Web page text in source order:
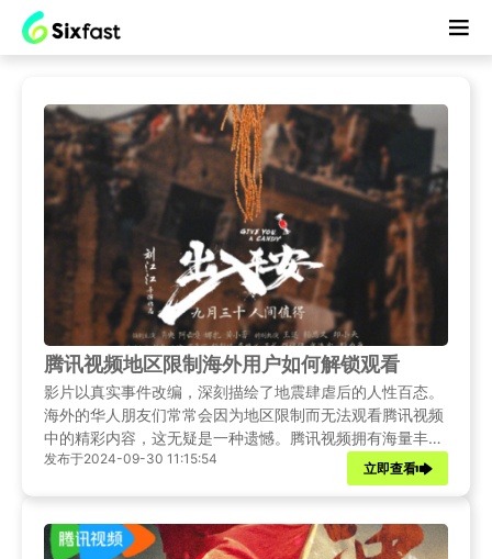
腾讯视频地区限制海外用户如何解锁观看
影片以真实事件改编，深刻描绘了地震肆虐后的人性百态。
海外的华人朋友们常常会因为地区限制而无法观看腾讯视频
中的精彩内容，这无疑是一种遗憾。腾讯视频拥有海量丰富
的影视资源，但地域的壁垒将海外用户拒之门外。别担心，
Sixfast回国加速器将提供一种高效的解决方案，帮助海外用
发布于2024-09-30 11:15:54
立即查看